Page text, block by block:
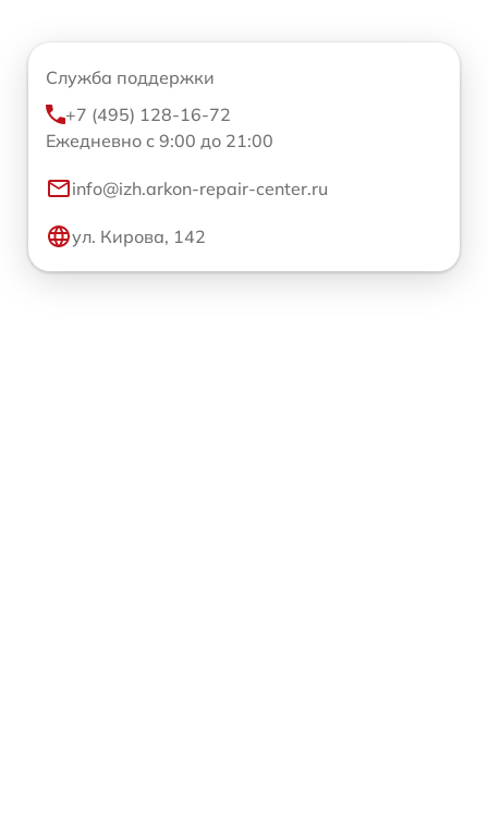
Служба поддержки
+7 (495) 128-16-72
Ежедневно с 9:00 до 21:00
info@izh.arkon-repair-center.ru
ул. Кирова, 142